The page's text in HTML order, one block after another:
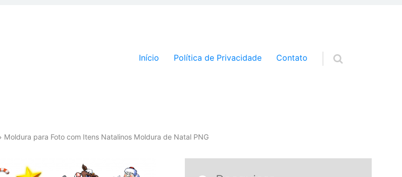
Pular para o conteúdo
Início Política de Privacidade Contato
Moldura para Foto com Itens Natalinos Moldura de Natal PNG